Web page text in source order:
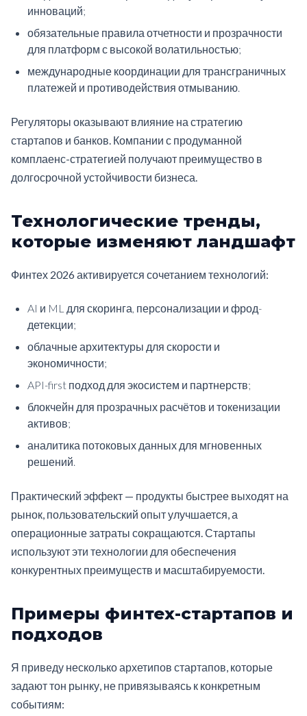
инноваций;
обязательные правила отчетности и прозрачности
для платформ с высокой волатильностью;
международные координации для трансграничных
платежей и противодействия отмыванию.
Регуляторы оказывают влияние на стратегию
стартапов и банков. Компании с продуманной
комплаенс-стратегией получают преимущество в
долгосрочной устойчивости бизнеса.
Технологические тренды,
которые изменяют ландшафт
Финтех 2026 активируется сочетанием технологий:
AI и ML для скоринга, персонализации и фрод-
детекции;
облачные архитектуры для скорости и
экономичности;
API-first подход для экосистем и партнерств;
блокчейн для прозрачных расчётов и токенизации
активов;
аналитика потоковых данных для мгновенных
решений.
Практический эффект — продукты быстрее выходят на
рынок, пользовательский опыт улучшается, а
операционные затраты сокращаются. Стартапы
используют эти технологии для обеспечения
конкурентных преимуществ и масштабируемости.
Примеры финтех-стартапов и
подходов
Я приведу несколько архетипов стартапов, которые
задают тон рынку, не привязываясь к конкретным
событиям: